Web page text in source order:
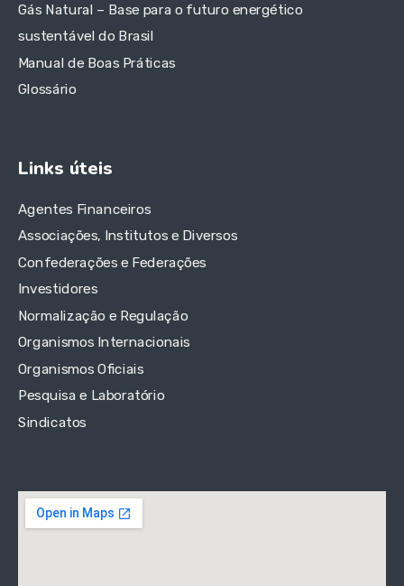
Gás Natural – Base para o futuro energético
sustentável do Brasil
Manual de Boas Práticas
Glossário
Links úteis
Agentes Financeiros
Associações, Institutos e Diversos
Confederações e Federações
Investidores
Normalização e Regulação
Organismos Internacionais
Organismos Oficiais
Pesquisa e Laboratório
Sindicatos